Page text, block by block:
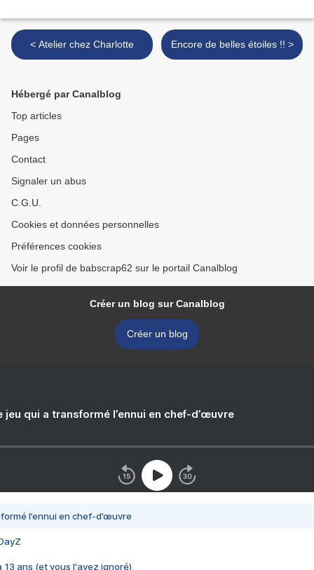
< Atelier chez Charlotte Encore de belles étoiles !! >
Hébergé par Canalblog
Top articles
Pages
Contact
Signaler un abus
C.G.U.
Cookies et données personnelles
Préférences cookies
Voir le profil de babscrap62 sur le portail Canalblog
Créer un blog sur Canalblog
Créer un blog
jeu qui a transformé l’ennui en chef-d’œuvre
l’ennui en chef-d’œuvre
13 ans (et vous l'avez ignoré)